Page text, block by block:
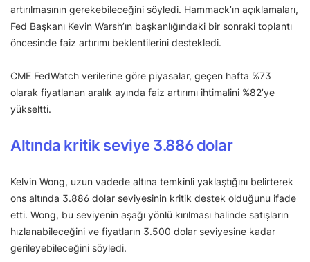
artırılmasının gerekebileceğini söyledi. Hammack’ın açıklamaları,
Fed Başkanı Kevin Warsh’ın başkanlığındaki bir sonraki toplantı
öncesinde faiz artırımı beklentilerini destekledi.
CME FedWatch verilerine göre piyasalar, geçen hafta %73
olarak fiyatlanan aralık ayında faiz artırımı ihtimalini %82’ye
yükseltti.
Altında kritik seviye 3.886 dolar
Kelvin Wong, uzun vadede altına temkinli yaklaştığını belirterek
ons altında 3.886 dolar seviyesinin kritik destek olduğunu ifade
etti. Wong, bu seviyenin aşağı yönlü kırılması halinde satışların
hızlanabileceğini ve fiyatların 3.500 dolar seviyesine kadar
gerileyebileceğini söyledi.